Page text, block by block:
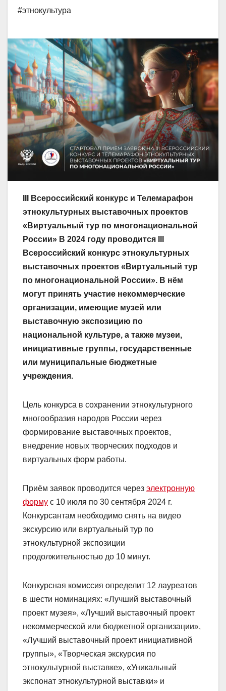
#этнокультура
III Всероссийский конкурс и Телемарафон
этнокультурных выставочных проектов
«Виртуальный тур по многонациональной
России» В 2024 году проводится III
Всероссийский конкурс этнокультурных
выставочных проектов «Виртуальный тур
по многонациональной России». В нём
могут принять участие некоммерческие
организации, имеющие музей или
выставочную экспозицию по
национальной культуре, а также музеи,
инициативные группы, государственные
или муниципальные бюджетные
учреждения.
Цель конкурса в сохранении этнокультурного
многообразия народов России через
формирование выставочных проектов,
внедрение новых творческих подходов и
виртуальных форм работы.
Приём заявок проводится через электронную
форму с 10 июля по 30 сентября 2024 г.
Конкурсантам необходимо снять на видео
экскурсию или виртуальный тур по
этнокультурной экспозиции
продолжительностью до 10 минут.
Конкурсная комиссия определит 12 лауреатов
в шести номинациях: «Лучший выставочный
проект музея», «Лучший выставочный проект
некоммерческой или бюджетной организации»,
«Лучший выставочный проект инициативной
группы», «Творческая экскурсия по
этнокультурной выставке», «Уникальный
экспонат этнокультурной выставки» и